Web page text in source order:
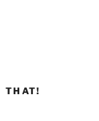
THAT!